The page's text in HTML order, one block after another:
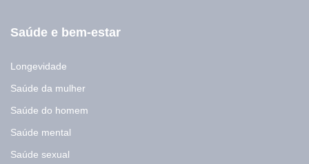
Saúde e bem-estar
Longevidade
Saúde da mulher
Saúde do homem
Saúde mental
Saúde sexual